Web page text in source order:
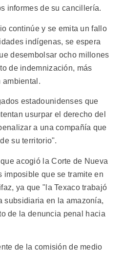
informes de su cancillería.
continúe y se emita un fallo
indígenas, se espera
desembolsar ocho millones
de indemnización, más
ambiental.
estadounidenses que
usurpar el derecho del
a una compañía que
su territorio".
acogió la Corte de Nueva
imposible que se tramite en
ya que "la Texaco trabajó
subsidiaria en la amazonía,
de la denuncia penal hacia
de la comisión de medio